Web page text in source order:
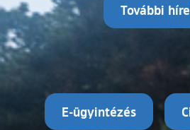
További
E-ügyintézés